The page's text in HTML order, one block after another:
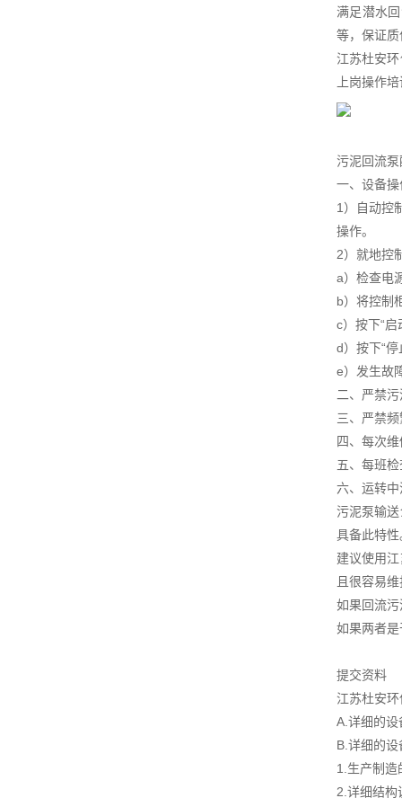
满足潜水
等，保证
江苏杜安
上岗操作
污泥回流
一、设备操
1）自动控
操作。
2）就地控
a）检查电
b）将控制
c）按下“
d）按下“
e）发生故
二、严禁
三、严禁
四、每次
五、每班
六、运转
污泥泵输
具备此特性
建议使用
且很容易
如果回流
如果两者
提交资料
江苏杜安
A.详细的
B.详细的
1.生产制造
2.详细结构